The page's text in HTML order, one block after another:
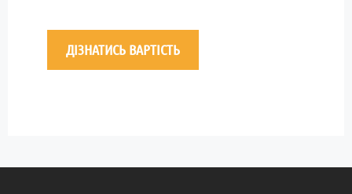
ДІЗНАТИСЬ ВАРТІСТЬ